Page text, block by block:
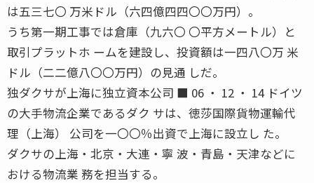
は五三七〇 万米ドル（六四億四四〇〇万円）。
うち第一期工事では倉庫（九六〇 〇平方メートル）と
取引プラットホ ームを建設し、投資額は一四八〇万 米
ドル（二二億八〇〇万円）の見通 しだ。
独ダクサが上海に独立資本公司 ■ 06 ・ 12 ・ 14 ドイツ
の大手物流企業であるダク サは、徳莎国際貨物運輸代
理（上海） 公司を一〇〇％出資で上海に設立し た。
ダクサの上海・北京・大連・寧 波・青島・天津などに
おける物流業 務を担当する。